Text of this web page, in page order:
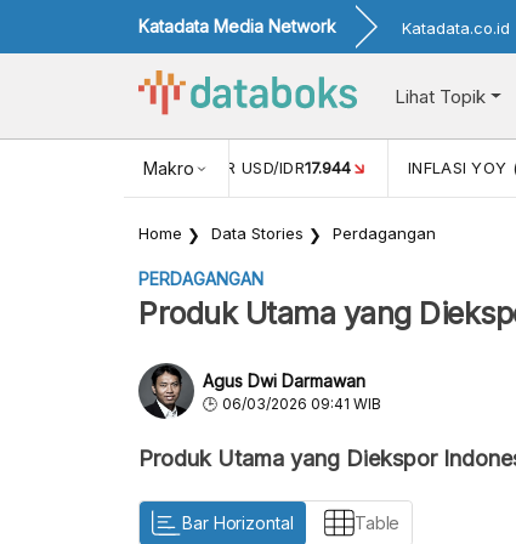
Katadata Media Network Katadata.co.id
Lihat Topik
Makro
NILAI TUKAR USD/IDR17.944 INFLASI YOY
Home Data Stories Perdagangan
PERDAGANGAN
Produk Utama yang
Agus Dwi Darmawan
06/03/2026 09:41 WIB
Produk Utama yang Diekspor
Bar Horizontal Table